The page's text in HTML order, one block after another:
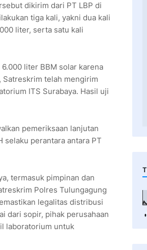
dikirim dari PT LBP di
tiga kali, yakni dua kali
liter, serta satu kali
liter BBM solar karena
Satreskrim telah mengirim
ITS Surabaya. Hasil uji
pemeriksaan lanjutan
selaku perantara antara PT
termasuk pimpinan dan
Polres Tulungagung
legalitas distribusi
dari sopir, pihak perusahaan
laboratorium untuk